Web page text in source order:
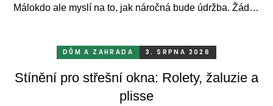
Málokdo ale myslí na to, jak náročná bude údržba. Žádný
mrazu, ale také prachu a pylu, což se na něm dříve či
DŮM A ZAHRADA 3. SRPNA 2026
Stínění pro střešní okna: Rolety, žaluzie a
plisse